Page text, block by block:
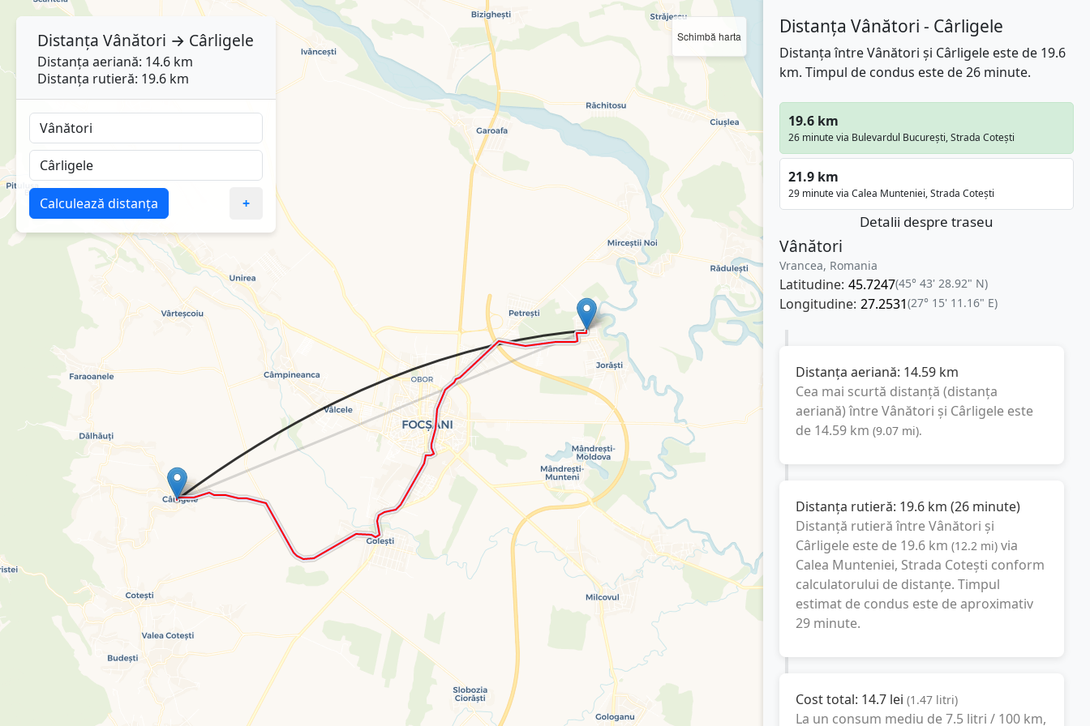
Schimbă harta Distanța Vânători - Cârligele
Distanța între Vânători și Cârligele este de 19.6
km. Timpul de condus este de 26 minute.
19.6 km
26 minute via Bulevardul București, Strada Cotești
21.9 km
29 minute via Calea Munteniei, Strada Cotești
Detalii despre traseu
Vânători
Vrancea, Romania
Latitudine: 45.7247(45° 43' 28.92" N)
Longitudine: 27.2531(27° 15' 11.16" E)
Distanța aeriană: 14.59 km
Cea mai scurtă distanță (distanța
aeriană) întreVânători și Cârligeleeste
de 14.59 km (9.07 mi).
Distanța rutieră: 19.6 km (26 minute)
Distanță rutieră întreVânători și
Cârligeleeste de 19.6 km (12.2 mi) via
Calea Munteniei, Strada Cotești conform
calculatorului de distanțe. Timpul
estimat de condus este de aproximativ
29 minute.
Cost total: 14.7 lei (1.47 litri)
La un consum mediu de7.5 litri / 100 km,
Distanța Vânători → Cârligele
Distanța aeriană: 14.6 km
Distanța rutieră: 19.6 km
Calculează distanța +